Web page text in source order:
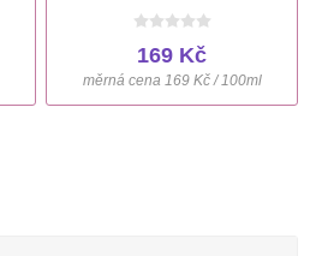
169 Kč
měrná cena 169 Kč / 100ml